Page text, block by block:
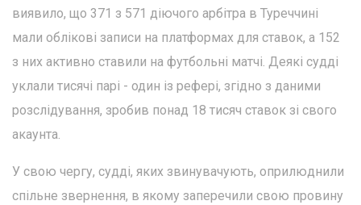
виявило, що 371 з 571 діючого арбітра в Туреччині
мали облікові записи на платформах для ставок, а 152
з них активно ставили на футбольні матчі. Деякі судді
уклали тисячі парі - один із рефері, згідно з даними
розслідування, зробив понад 18 тисяч ставок зі свого
акаунта.
У свою чергу, судді, яких звинувачують, оприлюднили
спільне звернення, в якому заперечили свою провину